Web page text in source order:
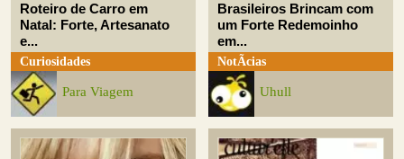
Roteiro de Carro em
Natal: Forte, Artesanato
e...
Curiosidades
Para Viagem
Brasileiros Brincam com
um Forte Redemoinho
em...
NotÃ­cias
Uhull